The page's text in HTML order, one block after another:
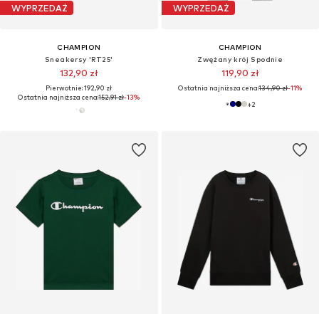
WYPRZEDAŻ
CHAMPION
Sneakersy 'RT25'
132,90 zł
Pierwotnie: 192,90 zł
Ostatnia najniższa cena:152,91 zł-13%
WYPRZEDAŻ
CHAMPION
Zwężany krój Spodnie
119,90 zł
Ostatnia najniższa cena:134,90 zł-11%
+2